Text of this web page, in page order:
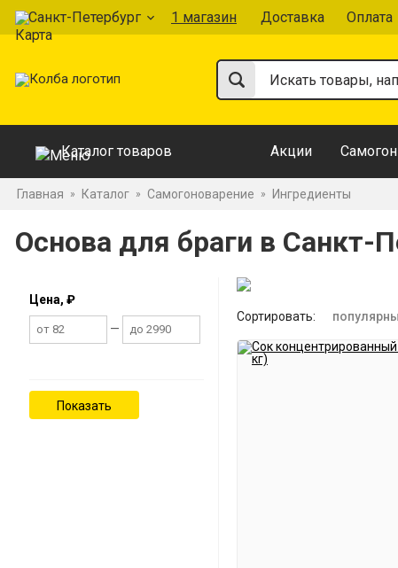
Санкт-Петербург 1 магазин Доставка Оплата
Каталог товаров Акции
Главная » Каталог » Самогоноварение » Ингредиенты
Основа для браги в Санкт-
Цена, ₽
—
Сортировать: